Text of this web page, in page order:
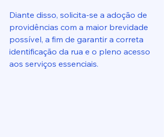
Diante disso, solicita-se a adoção de
providências com a maior brevidade
possível, a fim de garantir a correta
identificação da rua e o pleno acesso
aos serviços essenciais.